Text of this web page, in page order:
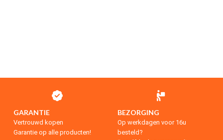
GARANTIE
Vertrouwd kopen
Garantie op alle producten!
BEZORGING
Op werkdagen voor 16u
besteld?